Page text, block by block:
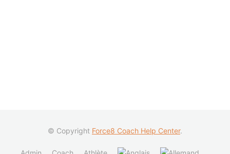
© Copyright Force8 Coach Help Center.